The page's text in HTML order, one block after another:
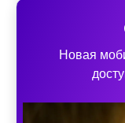
Новая